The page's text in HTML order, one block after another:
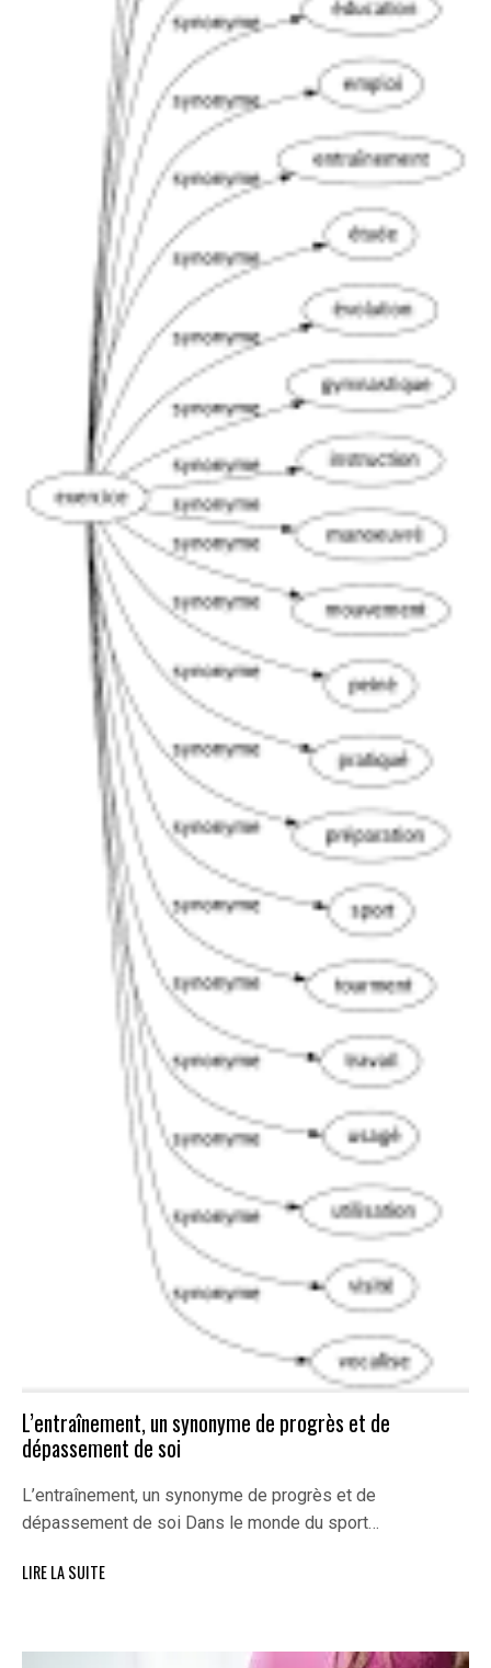
L’entraînement, un synonyme de progrès et de
dépassement de soi
L’entraînement, un synonyme de progrès et de
dépassement de soi Dans le monde du sport…
LIRE LA SUITE